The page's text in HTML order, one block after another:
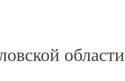
области